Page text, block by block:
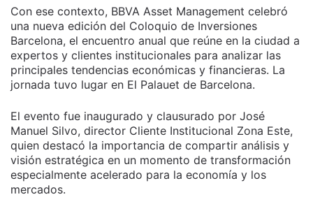
Con ese contexto, BBVA Asset Management celebró
una nueva edición del Coloquio de Inversiones
Barcelona, el encuentro anual que reúne en la ciudad a
expertos y clientes institucionales para analizar las
principales tendencias económicas y financieras. La
jornada tuvo lugar en El Palauet de Barcelona.
El evento fue inaugurado y clausurado por José
Manuel Silvo, director Cliente Institucional Zona Este,
quien destacó la importancia de compartir análisis y
visión estratégica en un momento de transformación
especialmente acelerado para la economía y los
mercados.